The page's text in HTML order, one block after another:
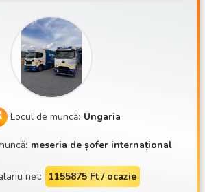
Locul de muncă: Ungaria
meseria de șofer internațional
net: 1155875 Ft / ocazie